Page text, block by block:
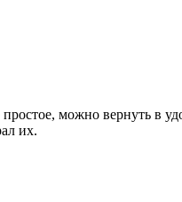
можно вернуть в
их.